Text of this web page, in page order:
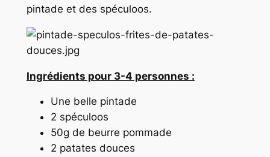
pintade et des spéculoos.
Ingrédients pour 3-4 personnes :
Une belle pintade
2 spéculoos
50g de beurre pommade
2 patates douces